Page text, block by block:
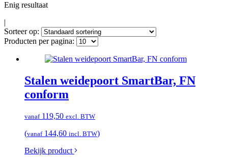
Enig resultaat
|
Sorteer op:
Producten per pagina:
Stalen weidepoort SmartBar, FN
conform
vanaf119,50 excl. BTW
(vanaf144,60 incl. BTW)
Bekijk product